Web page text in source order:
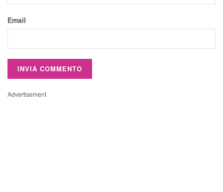
Email
Advertisement